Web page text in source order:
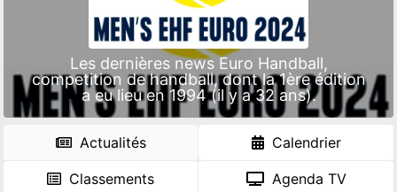
Les dernières news Euro Handball,
competition de handball, dont la 1ère édition
a eu lieu en 1994 (il y a 32 ans).
Actualités Calendrier
Classements Agenda TV